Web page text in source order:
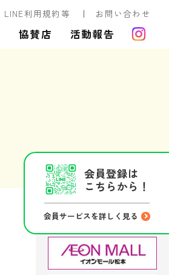
LINE利用規約等 お問い合わせ
協賛店 活動報告
会員登録は
こちらから！
会員サービスを詳しく見る